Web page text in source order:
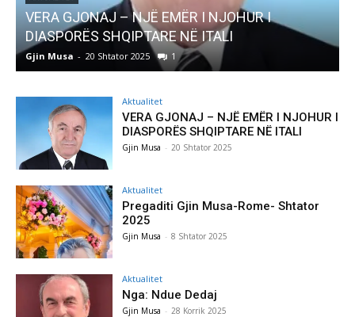
AKTUALITET
Pregaditi Gjin Musa-Rome- Shtator 2025
Gjin Musa - 8 Shtator 2025
Aktualitet
VERA GJONAJ – NJË EMËR I NJOHUR I
DIASPORËS SHQIPTARE NË ITALI
Gjin Musa - 20 Shtator 2025
Aktualitet
Pregaditi Gjin Musa-Rome- Shtator
2025
Gjin Musa - 8 Shtator 2025
Aktualitet
Nga: Ndue Dedaj
Gjin Musa - 28 Korrik 2025